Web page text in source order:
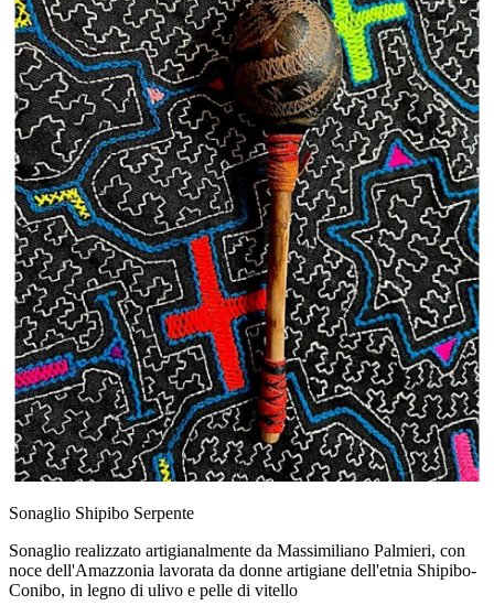
Sonaglio Shipibo Serpente
Sonaglio realizzato artigianalmente da Massimiliano Palmieri, con
noce dell'Amazzonia lavorata da donne artigiane dell'etnia Shipibo-
Conibo, in legno di ulivo e pelle di vitello